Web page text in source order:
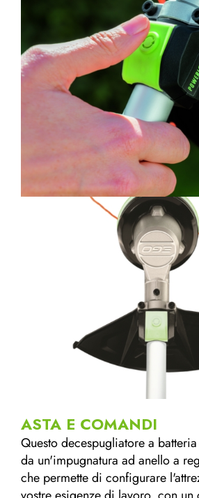
ASTA E COMANDI
Questo decespugliatore a
da un'impugnatura ad anello a
che permette di configurare